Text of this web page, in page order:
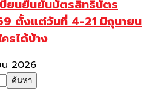
บียนยืนยันบัตรสิทธิบัตร
ตั้งแต่วันที่ 4-21 มิถุนายน
รได้บ้าง
2026